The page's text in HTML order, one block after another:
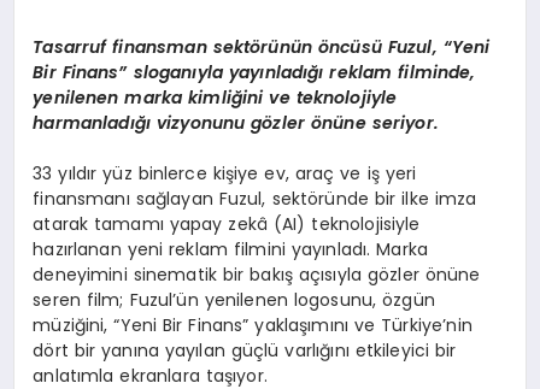
Tasarruf finansman sektörünün öncüsü Fuzul, “Yeni
Bir Finans” sloganıyla yayınladığı reklam filminde,
yenilenen marka kimliğini ve teknolojiyle
harmanladığı vizyonunu gözler önüne seriyor.
33 yıldır yüz binlerce kişiye ev, araç ve iş yeri
finansmanı sağlayan Fuzul, sektöründe bir ilke imza
atarak tamamı yapay zekâ (AI) teknolojisiyle
hazırlanan yeni reklam filmini yayınladı. Marka
deneyimini sinematik bir bakış açısıyla gözler önüne
seren film; Fuzul’ün yenilenen logosunu, özgün
müziğini, “Yeni Bir Finans” yaklaşımını ve Türkiye’nin
dört bir yanına yayılan güçlü varlığını etkileyici bir
anlatımla ekranlara taşıyor.